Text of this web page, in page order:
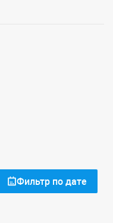
Фильтр по дате